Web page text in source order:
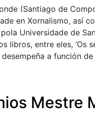
(Santiago de
en Xornalismo, así
Universidade de
libros, entre eles, ‘Os
desempeña a función
Mestre